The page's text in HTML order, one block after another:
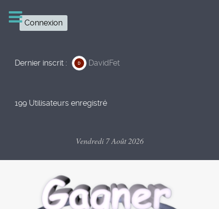
Connexion
Dernier inscrit : D DavidFet
199 Utilisateurs enregistré
Vendredi 7 Août 2026